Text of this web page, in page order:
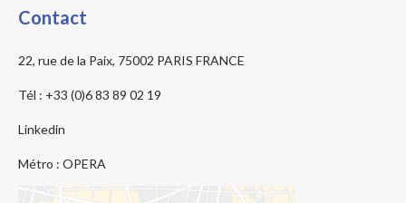
Contact
22, rue de la Paix, 75002 PARIS FRANCE
Tél : +33 (0)6 83 89 02 19
Linkedin
Métro : OPERA